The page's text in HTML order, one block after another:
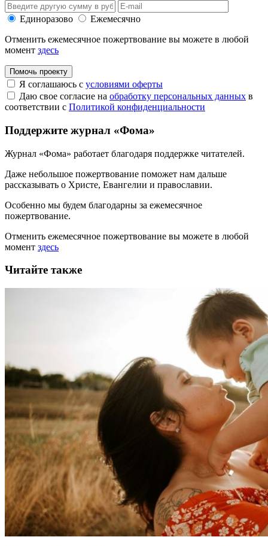
Единоразово
Ежемесячно
Отменить ежемесячное пожертвование вы можете в любой
момент здесь
Помочь проекту
Я соглашаюсь с условиями оферты
Даю свое согласие на обработку персональных данных в
соответствии с Политикой конфиденциальности
Поддержите журнал «Фома»
Журнал «Фома» работает благодаря поддержке читателей.
Даже небольшое пожертвование поможет нам дальше
рассказывать о Христе, Евангелии и православии.
Особенно мы будем благодарны за ежемесячное
пожертвование.
Отменить ежемесячное пожертвование вы можете в любой
момент здесь
Читайте также